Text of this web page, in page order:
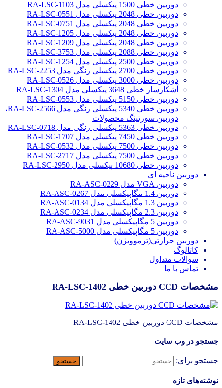
دوربین خطی 1500 پیکسلی مدل RA-LSC-1103
دوربین خطی 2048 پیکسلی مدل RA-LSC-0551
دوربین خطی 2048 پیکسلی مدل RA-LSC-0751
دوربین خطی 2048 پیکسلی مدل RA-LSC-1205
دوربین خطی 2048 پیکسلی مدل RA-LSC-1209
دوربین خطی 2088 پیکسلی مدل RA-LSC-3753
دوربین خطی 2500 پیکسلی مدل RA-LSC-1254
دوربین خطی 2700 پیکسلی رنگی مدل RA-LSC-2253
دوربین خطی 3000 پیکسلی مدل RA-LSC-0526
آشکارساز خطی 3648 پیکسلی مدل RA-LSC-1304
دوربین خطی 5150 پیکسلی مدل RA-LSC-0553
دوربین خطی 5340 پیکسلی رنگی مدل RA-LSC-2566،
دوربین سورتینگ محصولات
دوربین خطی 5363 پیکسلی رنگی مدل RA-LSC-0718
دوربین خطی 7450 پیکسلی مدل RA-LSC-1707
دوربین خطی 7500 پیکسلی مدل RA-LSC-0532
دوربین خطی 7500 پیکسلی مدل RA-LSC-2717
دوربین خطی 10680 پیکسلی مدل RA-LSC-2950
دوربین ناحیه ای
دوربین VGA مدل RA-ASC-0229
دوربین 1.4 مگاپیکسلی مدل RA-ASC-0267
دوربین 1.3 مگاپیکسلی مدل RA-ASC-0134
دوربین 2.3 مگاپیکسلی مدل RA-ASC-0234
دوربین 5 مگاپیکسلی مدل RA-ASC-9031
دوربین 5 مگاپیکسلی مدل RA-ASC-5000
دوربین حرارتی(ترموویژن)
کاتالوگ
سوالات متداول
تماس با ما
مشخصات CCD دوربین خطی RA-LSC-1402
مشخصات CCD دوربین خطی RA-LSC-1402
جستجو در وب سایت
جستجو برای:
نوشته‌های تازه